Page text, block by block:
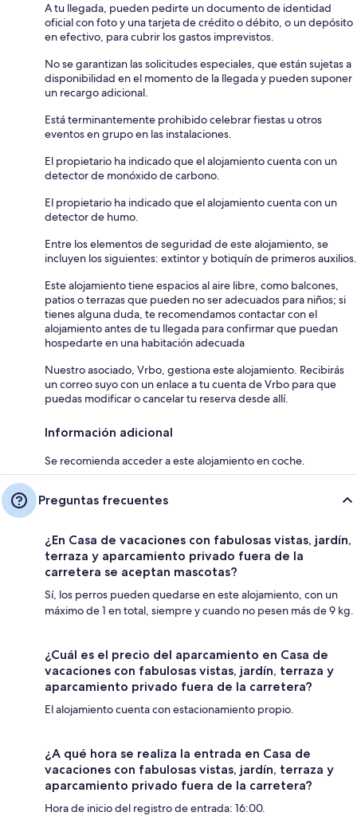
A tu llegada, pueden pedirte un documento de identidad
oficial con foto y una tarjeta de crédito o débito, o un depósito
en efectivo, para cubrir los gastos imprevistos.
No se garantizan las solicitudes especiales, que están sujetas a
disponibilidad en el momento de la llegada y pueden suponer
un recargo adicional.
Está terminantemente prohibido celebrar fiestas u otros
eventos en grupo en las instalaciones.
El propietario ha indicado que el alojamiento cuenta con un
detector de monóxido de carbono.
El propietario ha indicado que el alojamiento cuenta con un
detector de humo.
Entre los elementos de seguridad de este alojamiento, se
incluyen los siguientes: extintor y botiquín de primeros auxilios.
Este alojamiento tiene espacios al aire libre, como balcones,
patios o terrazas que pueden no ser adecuados para niños; si
tienes alguna duda, te recomendamos contactar con el
alojamiento antes de tu llegada para confirmar que puedan
hospedarte en una habitación adecuada
Nuestro asociado, Vrbo, gestiona este alojamiento. Recibirás
un correo suyo con un enlace a tu cuenta de Vrbo para que
puedas modificar o cancelar tu reserva desde allí.
Información adicional
Se recomienda acceder a este alojamiento en coche.
Preguntas frecuentes
¿En Casa de vacaciones con fabulosas vistas, jardín,
terraza y aparcamiento privado fuera de la
carretera se aceptan mascotas?
Sí, los perros pueden quedarse en este alojamiento, con un
máximo de 1 en total, siempre y cuando no pesen más de 9 kg.
¿Cuál es el precio del aparcamiento en Casa de
vacaciones con fabulosas vistas, jardín, terraza y
aparcamiento privado fuera de la carretera?
El alojamiento cuenta con estacionamiento propio.
¿A qué hora se realiza la entrada en Casa de
vacaciones con fabulosas vistas, jardín, terraza y
aparcamiento privado fuera de la carretera?
Hora de inicio del registro de entrada: 16:00.